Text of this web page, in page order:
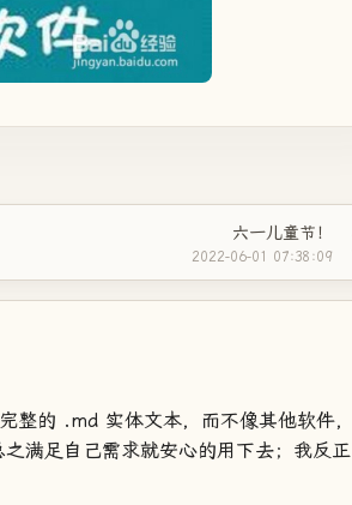
六一儿童节！
2022-06-01 07:38:09
整的 .md 实体文本，而不像其他软件，
满足自己需求就安心的用下去；我反正